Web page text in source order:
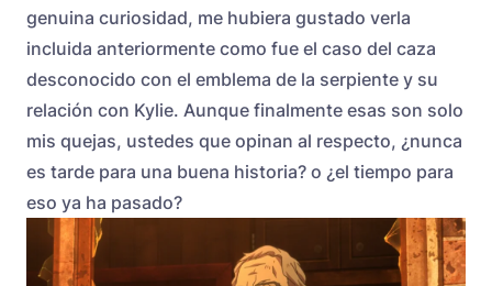
genuina curiosidad, me hubiera gustado verla
incluida anteriormente como fue el caso del caza
desconocido con el emblema de la serpiente y su
relación con Kylie. Aunque finalmente esas son solo
mis quejas, ustedes que opinan al respecto, ¿nunca
es tarde para una buena historia? o ¿el tiempo para
eso ya ha pasado?